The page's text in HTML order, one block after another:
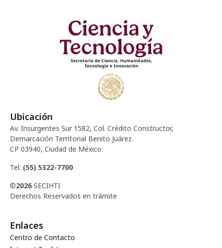
Ubicación
Av. Insurgentes Sur 1582, Col. Crédito Constructor,
Demarcación Territorial Benito Juárez.
CP 03940, Ciudad de México.
Tel: (55) 5322-7700
©2026 SECIHTI
Derechos Reservados en trámite
Enlaces
Centro de Contacto